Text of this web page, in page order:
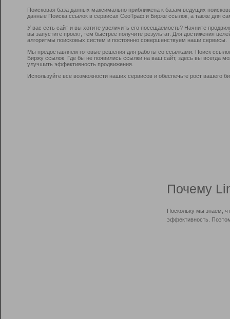
Поисковая база данных максимально приближена к базам ведущих
данные Поиска ссылок в сервисах СеоТраф и Бирже ссылок, а также для
У вас есть сайт и вы хотите увеличить его посещаемость? Начните
вы запустите проект, тем быстрее получите результат. Для достижения
алгоритмы поисковых систем и постоянно совершенствуем наши сервисы.
Мы предоставляем готовые решения для работы со ссылками: Поиск
Биржу ссылок. Где бы не появились ссылки на ваш сайт, здесь вы всегда
улучшить эффективность продвижения.
Используйте все возможности наших сервисов и обеспечьте рост вашего
Почему
Поскольку мы знаем,
эффективность.